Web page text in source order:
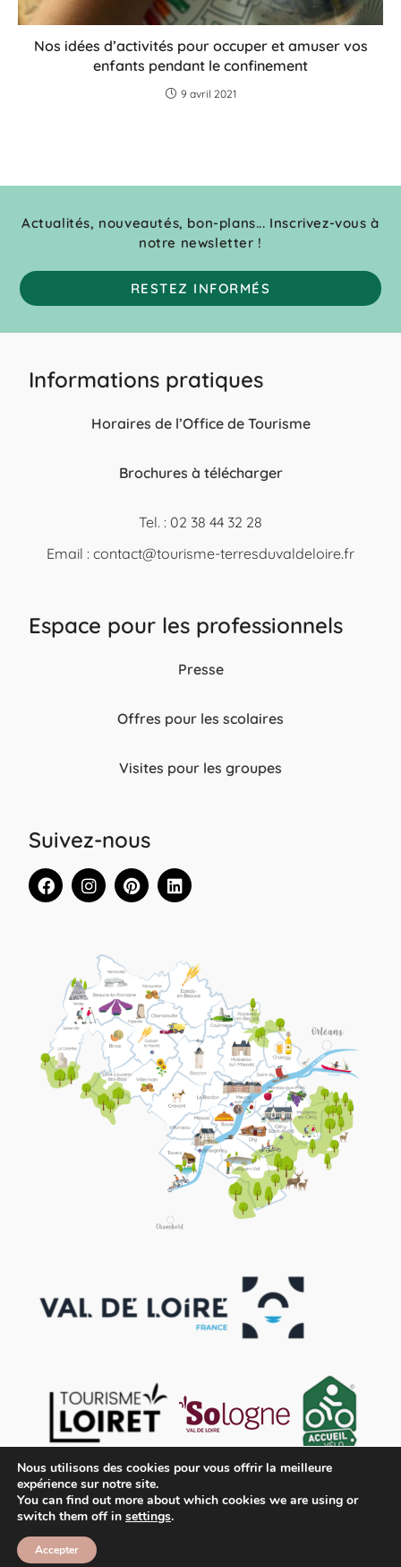
Nos idées d’activités pour occuper et amuser vos
enfants pendant le confinement
9 avril 2021
Actualités, nouveautés, bon-plans... Inscrivez-vous à
notre newsletter !
RESTEZ INFORMÉS
Informations pratiques
Horaires de l’Office de Tourisme
Brochures à télécharger
Tel. : 02 38 44 32 28
Email : contact@tourisme-terresduvaldeloire.fr
Espace pour les professionnels
Presse
Offres pour les scolaires
Visites pour les groupes
Suivez-nous
Contact
Nous utilisons des cookies pour vous offrir la meilleure
expérience sur notre site.
You can find out more about which cookies we are using or
switch them off in settings.
Accepter